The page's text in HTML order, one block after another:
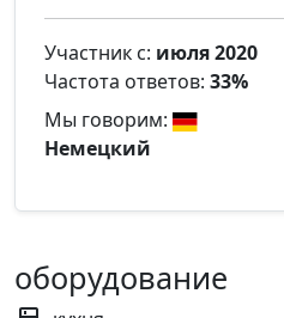
Участник с: июля 2020
Частота ответов: 33%
Мы говорим:
Немецкий
оборудование